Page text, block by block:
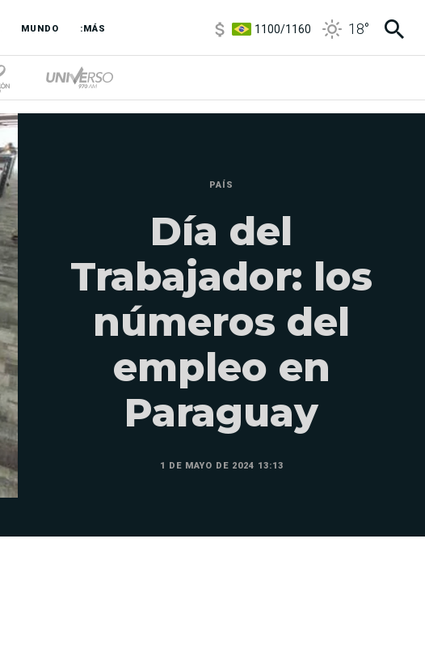
MUNDO :MÁS
3,8/4
18°
PAÍS
Día del
Trabajador: los
números del
empleo en
Paraguay
1 DE MAYO DE 2024 13:13